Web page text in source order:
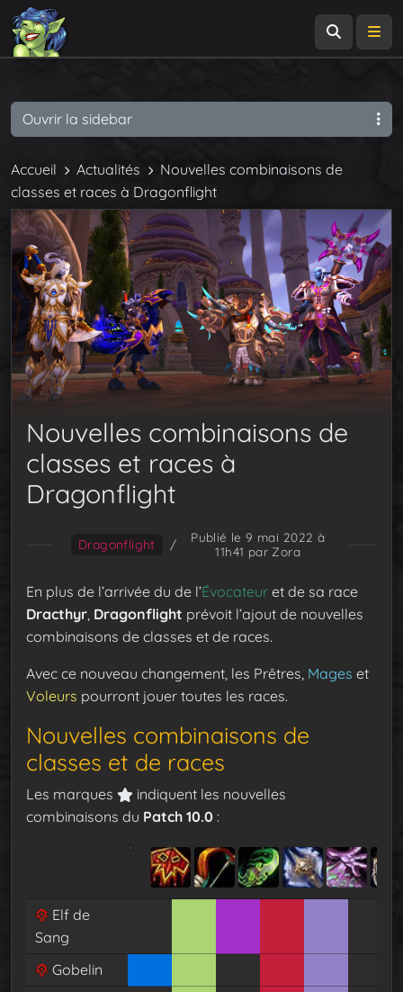
Accueil Actualités
Nouvelles combinaisons de
classes et races à Dragonflight
Nouvelles combinaisons de
classes et races à
Dragonflight
Dragonflight /
Publié le 9 mai 2022 à
11h41 par Zora
En plus de l’arrivée du de l’Évocateur et de sa race
Dracthyr, Dragonflight prévoit l’ajout de nouvelles
combinaisons de classes et de races.
Avec ce nouveau changement, les Prêtres, Mages et
Voleurs pourront jouer toutes les races.
Nouvelles combinaisons de
classes et de races
Les marques
indiquent les nouvelles
combinaisons du Patch 10.0 :
Elf de
Sang
Gobelin
Ouvrir la sidebar